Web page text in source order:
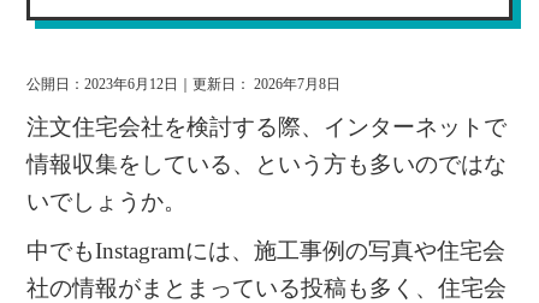
公開日：2023年6月12日 ｜更新日：2026年7月8日
注文住宅会社を検討する際、インターネットで
情報収集をしている、という方も多いのではな
いでしょうか。
中でもInstagramには、施工事例の写真や住宅会
社の情報がまとまっている投稿も多く、住宅会